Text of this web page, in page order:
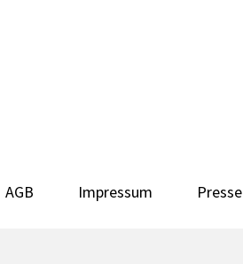
AGB Impressum Presse